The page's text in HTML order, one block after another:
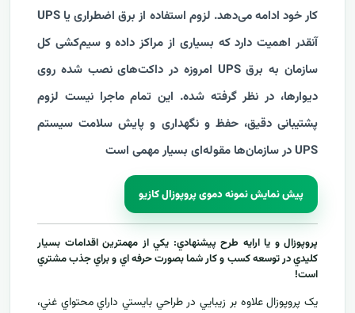
کار خود ادامه می‌دهد.
لزوم استفاده از برق اضطراری یا UPS
آنقدر اهمیت دارد که بسیاری از مراکز داده و سیم‌کشی کل
سازمان به برق UPS امروزه در داکت‌های نصب شده روی
دیوارها، در نظر گرفته شده. این تمام ماجرا نیست لزوم
پشتیبانی دقیق، حفظ و نگهداری و پایش سلامت سیستم
UPS در سازمان‌ها مقوله‌ای بسیار مهمی است
پیش نمایش نمونه دموی پروپوزال کازیو
پروپوزال و يا ارايه طرح پيشنهادي: يکي از مهمترين اقدامات بسيار
کليدي در توسعه کسب و کار شما بصورت حرفه اي و براي جذب مشتري
است!
يک پروپوزال علاوه بر زيبايي در طراحي بايستي داراي محتواي غني،